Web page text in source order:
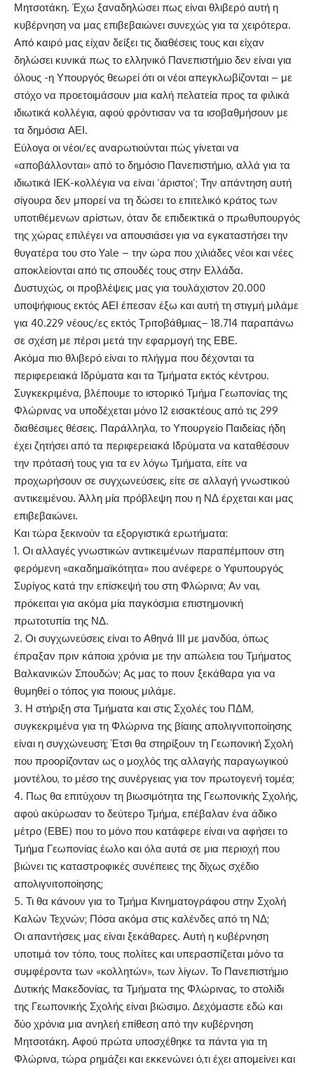
Μητσοτάκη. Έχω ξαναδηλώσει πως είναι θλιβερό αυτή η
κυβέρνηση να μας επιβεβαιώνει συνεχώς για τα χειρότερα.
Από καιρό μας είχαν δείξει τις διαθέσεις τους και είχαν
δηλώσει κυνικά πως το ελληνικό Πανεπιστήμιο δεν είναι για
όλους -η Υπουργός θεωρεί ότι οι νέοι απεγκλωβίζονται – με
στόχο να προετοιμάσουν μια καλή πελατεία προς τα φιλικά
ιδιωτικά κολλέγια, αφού φρόντισαν να τα ισοβαθμήσουν με
τα δημόσια ΑΕΙ.
Εύλογα οι νέοι/ες αναρωτιούνται πώς γίνεται να
«αποβάλλονται» από το δημόσιο Πανεπιστήμιο, αλλά για τα
ιδιωτικά ΙΕΚ-κολλέγια να είναι ‘άριστοι’; Την απάντηση αυτή
σίγουρα δεν μπορεί να τη δώσει το επιτελικό κράτος των
υποτιθέμενων αρίστων, όταν δε επιδεικτικά ο πρωθυπουργός
της χώρας επιλέγει να απουσιάσει για να εγκαταστήσει την
θυγατέρα του στο Yale – την ώρα που χιλιάδες νέοι και νέες
αποκλείονται από τις σπουδές τους στην Ελλάδα.
Δυστυχώς, οι προβλέψεις μας για τουλάχιστον 20.000
υποψήφιους εκτός ΑΕΙ έπεσαν έξω και αυτή τη στιγμή μιλάμε
για 40.229 νέους/ες εκτός Τριτοβάθμιας– 18.714 παραπάνω
σε σχέση με πέρσι μετά την εφαρμογή της ΕΒΕ.
Ακόμα πιο θλιβερό είναι το πλήγμα που δέχονται τα
περιφερειακά Ιδρύματα και τα Τμήματα εκτός κέντρου.
Συγκεκριμένα, βλέπουμε το ιστορικό Τμήμα Γεωπονίας της
Φλώρινας να υποδέχεται μόνο 12 εισακτέους από τις 299
διαθέσιμες θέσεις. Παράλληλα, το Υπουργείο Παιδείας ήδη
έχει ζητήσει από τα περιφερειακά Ιδρύματα να καταθέσουν
την πρότασή τους για τα εν λόγω Τμήματα, είτε να
προχωρήσουν σε συγχωνεύσεις, είτε σε αλλαγή γνωστικού
αντικειμένου. Άλλη μία πρόβλεψη που η ΝΔ έρχεται και μας
επιβεβαιώνει.
Και τώρα ξεκινούν τα εξοργιστικά ερωτήματα:
1. Οι αλλαγές γνωστικών αντικειμένων παραπέμπουν στη
φερόμενη «ακαδημαϊκότητα» που ανέφερε ο Υφυπουργός
Συρίγος κατά την επίσκεψή του στη Φλώρινα; Αν ναι,
πρόκειται για ακόμα μία παγκόσμια επιστημονική
πρωτοτυπία της ΝΔ.
2. Οι συγχωνεύσεις είναι το Αθηνά ΙΙΙ με μανδύα, όπως
έπραξαν πριν κάποια χρόνια με την απώλεια του Τμήματος
Βαλκανικών Σπουδών; Ας μας το πουν ξεκάθαρα για να
θυμηθεί ο τόπος για ποιους μιλάμε.
3. Η στήριξη στα Τμήματα και στις Σχολές του ΠΔΜ,
συγκεκριμένα για τη Φλώρινα της βίαιης απολιγνιτοποίησης
είναι η συγχώνευση; Έτσι θα στηρίξουν τη Γεωπονική Σχολή
που προορίζονταν ως ο μοχλός της αλλαγής παραγωγικού
μοντέλου, το μέσο της συνέργειας για τον πρωτογενή τομέα;
4. Πως θα επιτύχουν τη βιωσιμότητα της Γεωπονικής Σχολής,
αφού ακύρωσαν το δεύτερο Τμήμα, επέβαλαν ένα άδικο
μέτρο (ΕΒΕ) που το μόνο που κατάφερε είναι να αφήσει το
Τμήμα Γεωπονίας έωλο και όλα αυτά σε μια περιοχή που
βιώνει τις καταστροφικές συνέπειες της δίχως σχέδιο
απολιγνιτοποίησης;
5. Τι θα κάνουν για το Τμήμα Κινηματογράφου στην Σχολή
Καλών Τεχνών; Πόσα ακόμα στις καλένδες από τη ΝΔ;
Οι απαντήσεις μας είναι ξεκάθαρες. Αυτή η κυβέρνηση
υποτιμά τον τόπο, τους πολίτες και υπερασπίζεται μόνο τα
συμφέροντα των «κολλητών», των λίγων. Το Πανεπιστήμιο
Δυτικής Μακεδονίας, τα Τμήματα της Φλώρινας, το στολίδι
της Γεωπονικής Σχολής είναι βιώσιμο. Δεχόμαστε εδώ και
δύο χρόνια μια ανηλεή επίθεση από την κυβέρνηση
Μητσοτάκη. Αφού πρώτα υποσχέθηκε τα πάντα για τη
Φλώρινα, τώρα ρημάζει και εκκενώνει ό,τι έχει απομείνει και